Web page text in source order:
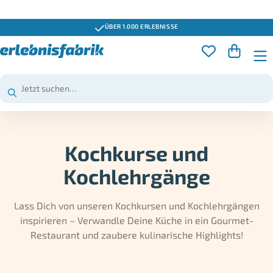
GUTSCHEINE 3 JAHRE GÜLTIG
Kochkurse und
Kochlehrgänge
Lass Dich von unseren Kochkursen und Kochlehrgängen
inspirieren – Verwandle Deine Küche in ein Gourmet-
Restaurant und zaubere kulinarische Highlights!